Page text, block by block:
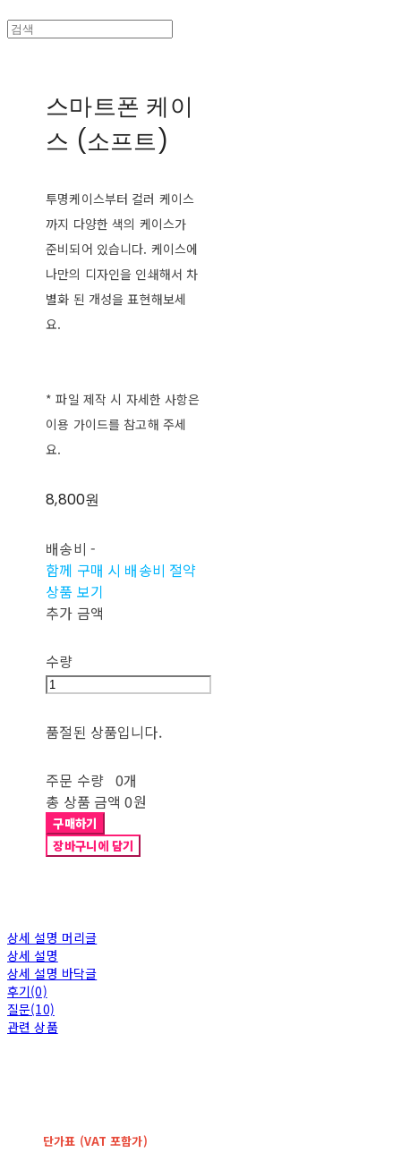
스마트폰 케이
스 (소프트)
투명케이스부터 컬러 케이스
까지 다양한 색의 케이스가
준비되어 있습니다. 케이스에
나만의 디자인을 인쇄해서 차
별화 된 개성을 표현해보세
요.
* 파일 제작 시 자세한 사항은
이용 가이드를 참고해 주세
요.
8,800원
배송비 -
함께 구매 시 배송비 절약
상품 보기
추가 금액
수량
품절된 상품입니다.
주문 수량 0개
총 상품 금액 0원
구매하기
장바구니에 담기
상세 설명 머리글
상세 설명
상세 설명 바닥글
후기(0)
질문(10)
관련 상품
단가표 (VAT 포함가)